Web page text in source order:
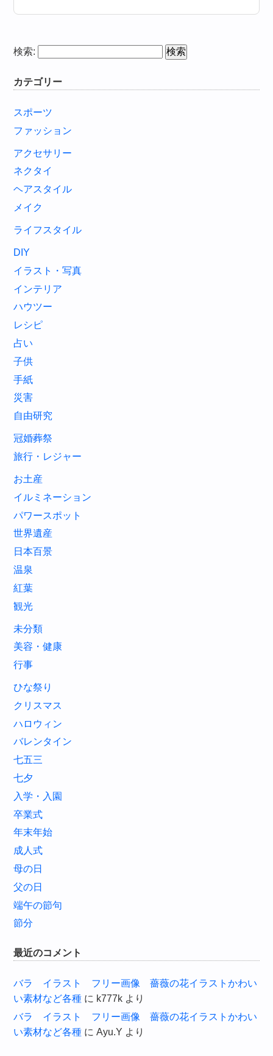
検索:
カテゴリー
スポーツ
ファッション
アクセサリー
ネクタイ
ヘアスタイル
メイク
ライフスタイル
DIY
イラスト・写真
インテリア
ハウツー
レシピ
占い
子供
手紙
災害
自由研究
冠婚葬祭
旅行・レジャー
お土産
イルミネーション
パワースポット
世界遺産
日本百景
温泉
紅葉
観光
未分類
美容・健康
行事
ひな祭り
クリスマス
ハロウィン
バレンタイン
七五三
七夕
入学・入園
卒業式
年末年始
成人式
母の日
父の日
端午の節句
節分
最近のコメント
バラ イラスト フリー画像 薔薇の花イラストかわい
い素材など各種 に k777k より
バラ イラスト フリー画像 薔薇の花イラストかわい
い素材など各種 にAyu.Y より